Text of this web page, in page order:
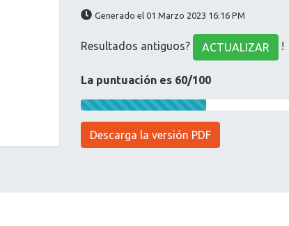
Generado el 01 Marzo 2023 16:16 PM
Resultados antiguos? ACTUALIZAR !
La puntuación es 60/100
Descarga la versión PDF